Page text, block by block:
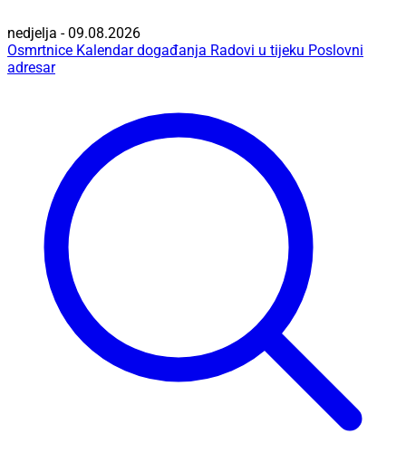
nedjelja - 09.08.2026
Osmrtnice Kalendar događanja Radovi u tijeku Poslovni
adresar